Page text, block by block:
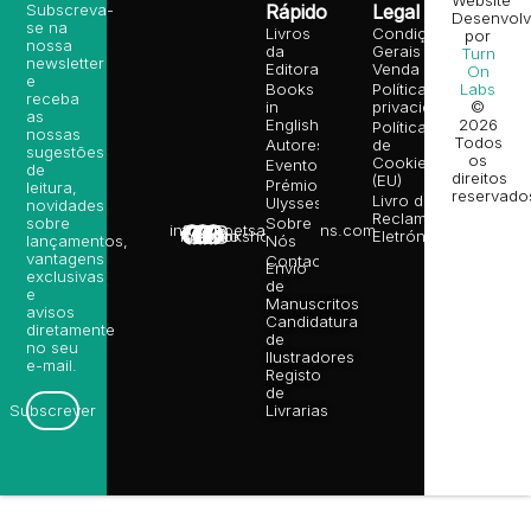
info@poetsandragons.com
Infantil
Adulto
Bookshop
Rápido
Livros
da
Editora
Books
in
English
Autores
Eventos
Prémio
Ulysses
Sobre
Nós
Contactos
Envio
de
Manuscritos
Candidatura
de
Ilustradores
Registo
de
Livrarias
Legal
Condições
Gerais de
Venda
Política de
privacidade
Política
de
Cookies
(EU)
Livro de
Reclamações
Eletrónico
Subscreva-
se na
nossa
newsletter
e
receba
as
nossas
sugestões
de
leitura,
novidades
sobre
lançamentos,
vantagens
exclusivas
e
avisos
diretamente
no seu
e-mail.
Subscrever
por
Turn
On
Labs
©
2026
Todos
os
direitos